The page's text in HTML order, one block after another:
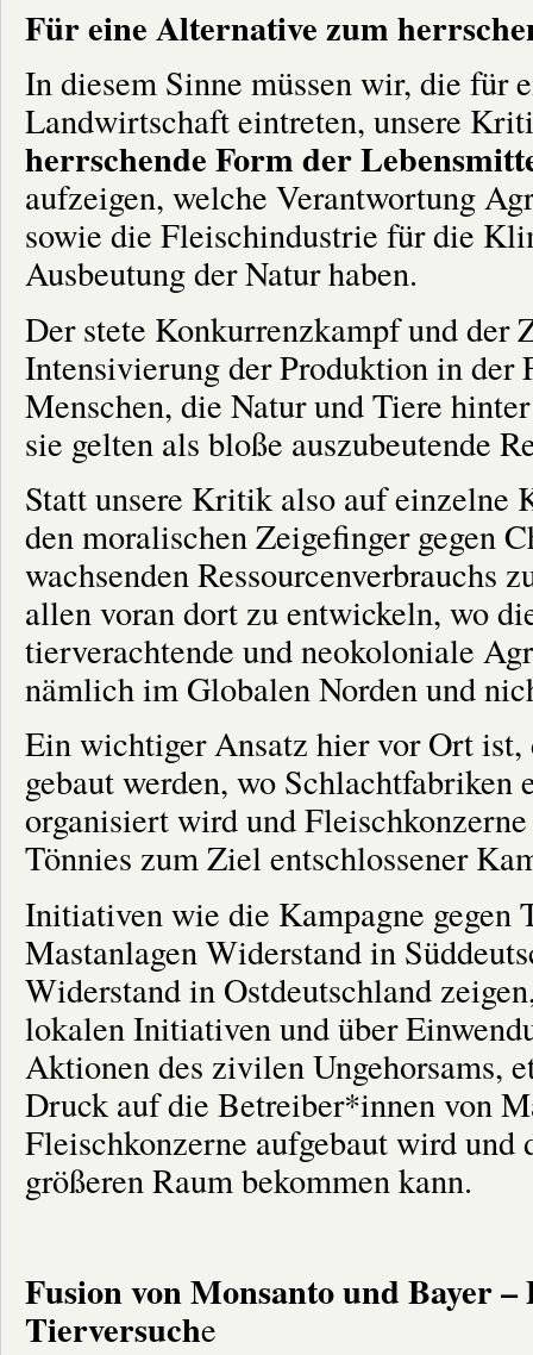
Für eine Alternative zum
In diesem Sinne müssen wir, die für
Landwirtschaft eintreten, unsere
herrschende Form der
aufzeigen, welche Verantwortung
sowie die Fleischindustrie für die
Ausbeutung der Natur haben.
Der stete Konkurrenzkampf und der
Intensivierung der Produktion in der
Menschen, die Natur und Tiere
sie gelten als bloße auszubeutende
Statt unsere Kritik also auf einzelne
den moralischen Zeigefinger gegen
wachsenden Ressourcenverbrauchs
allen voran dort zu entwickeln, wo
tierverachtende und neokoloniale
nämlich im Globalen Norden und
Ein wichtiger Ansatz hier vor Ort ist,
gebaut werden, wo
organisiert wird und
Tönnies zum Ziel entschlossener
Initiativen wie die Kampagne gegen
Mastanlagen Widerstand in
Widerstand in Ostdeutschland
lokalen Initiativen und über
Aktionen des zivilen Ungehorsams,
Druck auf die Betreiber*innen von
Fleischkonzerne aufgebaut wird
größeren Raum bekommen kann.
Fusion von Monsanto und Bayer
Tierversuche